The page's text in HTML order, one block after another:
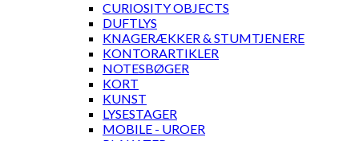
CURIOSITY OBJECTS
DUFTLYS
KNAGERÆKKER & STUMTJENERE
KONTORARTIKLER
NOTESBØGER
KORT
KUNST
LYSESTAGER
MOBILE - UROER